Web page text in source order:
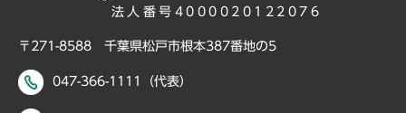
法人番号4000020122076
〒271-8588 千葉県松戸市根本387番地の5
047-366-1111（代表）